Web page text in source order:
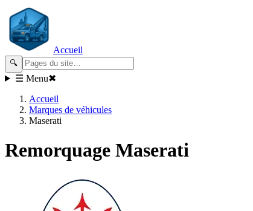
Accueil
🔍
☰ Menu✖
Accueil
Marques de véhicules
Maserati
Remorquage Maserati